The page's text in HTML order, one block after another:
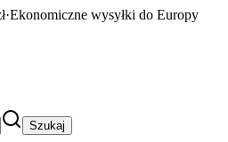
·Ekonomiczne wysyłki do Europy
Szukaj